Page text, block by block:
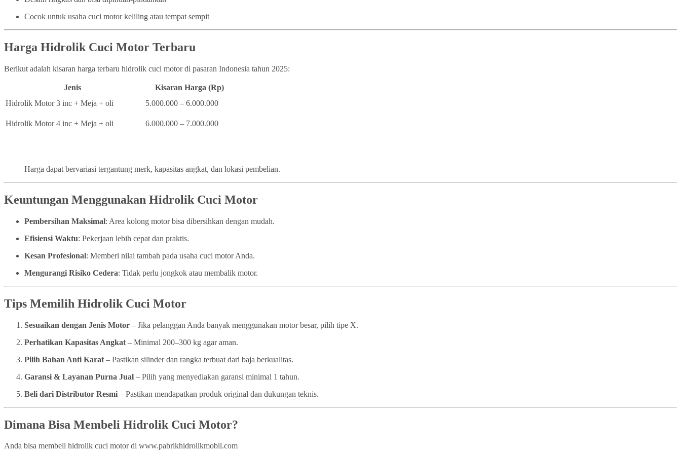
Cocok untuk usaha cuci motor keliling atau tempat sempit
Harga Hidrolik Cuci Motor Terbaru
Berikut adalah kisaran harga terbaru hidrolik cuci motor di pasaran Indonesia tahun 2025:
Jenis
Kisaran Harga (Rp)
Hidrolik Motor 3 inc + Meja + oli
5.000.000 – 6.000.000
Hidrolik Motor 4 inc + Meja + oli 6.000.000 – 7.000.000
Harga dapat bervariasi tergantung merk, kapasitas angkat, dan lokasi pembelian.
Keuntungan Menggunakan Hidrolik Cuci Motor
Pembersihan Maksimal: Area kolong motor bisa dibersihkan dengan mudah.
Efisiensi Waktu: Pekerjaan lebih cepat dan praktis.
Kesan Profesional: Memberi nilai tambah pada usaha cuci motor Anda.
Mengurangi Risiko Cedera: Tidak perlu jongkok atau membalik motor.
Tips Memilih Hidrolik Cuci Motor
Sesuaikan dengan Jenis Motor – Jika pelanggan Anda banyak menggunakan motor besar, pilih tipe X.
Perhatikan Kapasitas Angkat – Minimal 200–300 kg agar aman.
Pilih Bahan Anti Karat – Pastikan silinder dan rangka terbuat dari baja berkualitas.
Garansi & Layanan Purna Jual – Pilih yang menyediakan garansi minimal 1 tahun.
Beli dari Distributor Resmi – Pastikan mendapatkan produk original dan dukungan teknis.
Dimana Bisa Membeli Hidrolik Cuci Motor?
Anda bisa membeli hidrolik cuci motor di www.pabrikhidrolikmobil.com